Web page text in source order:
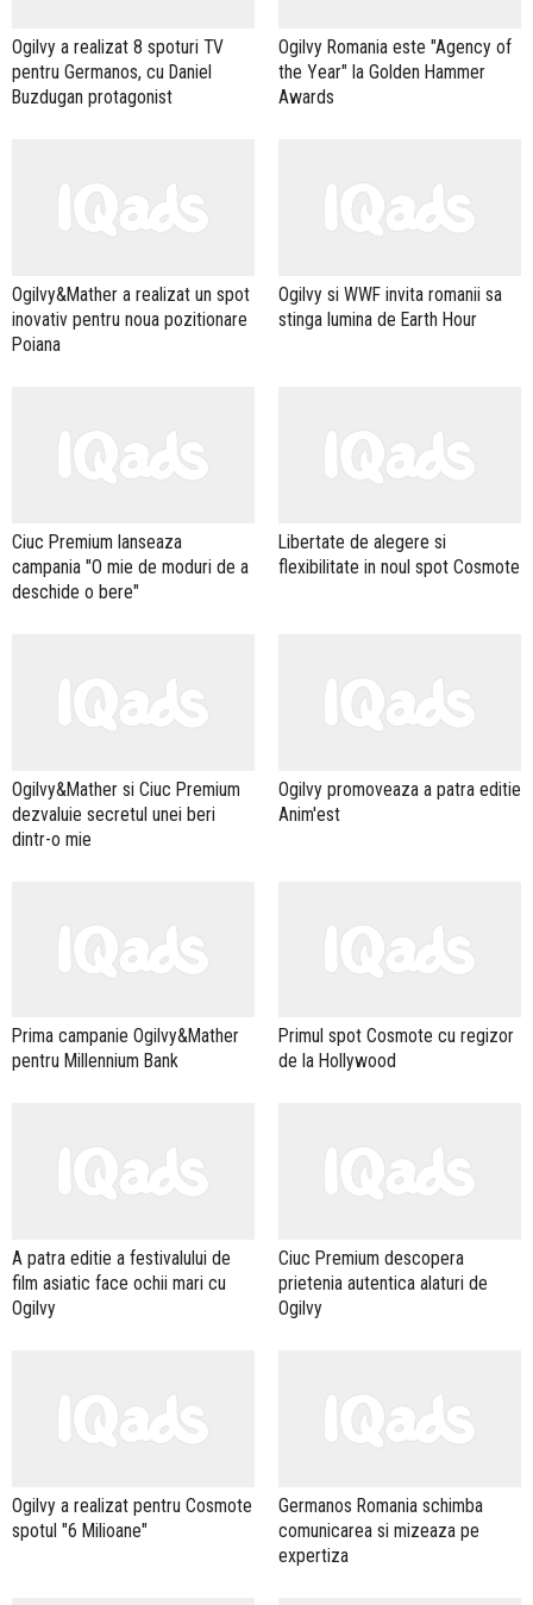
Ogilvy a realizat 8 spoturi TV
pentru Germanos, cu Daniel
Buzdugan protagonist
Ogilvy Romania este "Agency of
the Year" la Golden Hammer
Awards
Ogilvy&Mather a realizat un spot
inovativ pentru noua pozitionare
Poiana
Ogilvy si WWF invita romanii sa
stinga lumina de Earth Hour
Ciuc Premium lanseaza
campania "O mie de moduri de a
deschide o bere"
Libertate de alegere si
flexibilitate in noul spot Cosmote
Ogilvy&Mather si Ciuc Premium
dezvaluie secretul unei beri
dintr-o mie
Ogilvy promoveaza a patra editie
Anim'est
Prima campanie Ogilvy&Mather
pentru Millennium Bank
Primul spot Cosmote cu regizor
de la Hollywood
A patra editie a festivalului de
film asiatic face ochii mari cu
Ogilvy
Ciuc Premium descopera
prietenia autentica alaturi de
Ogilvy
Ogilvy a realizat pentru Cosmote
spotul "6 Milioane"
Germanos Romania schimba
comunicarea si mizeaza pe
expertiza